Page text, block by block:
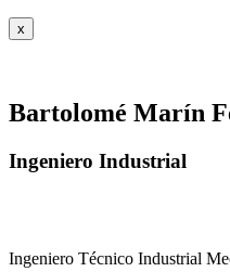
x
Bartolomé Marín
Ingeniero Industrial
Ingeniero Técnico Industrial